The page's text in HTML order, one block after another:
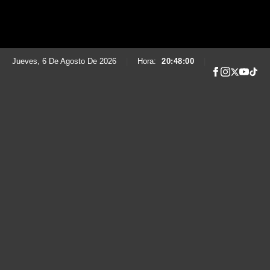
Jueves, 6 De Agosto De 2026 Hora: 20:48:01